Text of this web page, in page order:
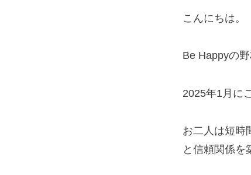
こんにちは。
Be Happyの
2025年1月に
お二人は短時
と信頼関係を